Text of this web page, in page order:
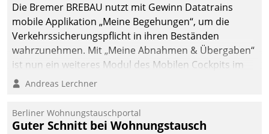
Die Bremer BREBAU nutzt mit Gewinn Datatrains
mobile Applikation „Meine Begehungen“, um die
Verkehrssicherungspflicht in ihren Beständen
wahrzunehmen. Mit „Meine Abnahmen & Übergaben“
ist nun ein weiteres Modul des Mobilen Cockpits im
Einsatz.
Andreas Lerchner
Berliner Wohnungstauschportal
Guter Schnitt bei Wohnungstausch